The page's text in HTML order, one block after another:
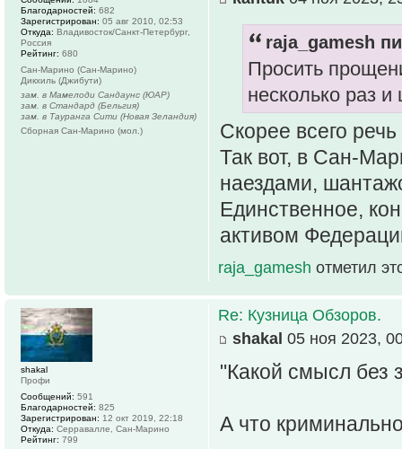
raja_gamesh
Просить
несколько раз
Скорее всего
Так вот, в Сан-
наездами,
Единственное,
активом
raja_gamesh отметил
Благодарностей: 682
Зарегистрирован: 05 авг 2010, 02:53
Откуда: Владивосток/Санкт-Петербург,
Россия
Рейтинг: 680
Сан-Марино (Сан-Марино)
Дикхиль (Джибути)
зам. в Мамелоди Сандаунс (ЮАР)
зам. в Стандард (Бельгия)
зам. в Тауранга Сити (Новая Зеландия)
Сборная Сан-Марино (мол.)
Re: Кузница Обзоров.
shakal 05 ноя 2023,
"Какой смысл без
А что
shakal
Профи
Сообщений: 591
Благодарностей: 825
Зарегистрирован: 12 окт 2019, 22:18
Откуда: Серравалле, Сан-Марино
Рейтинг: 799